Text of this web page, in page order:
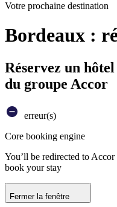
Votre prochaine destination
Bordeaux :
Réservez un
du groupe Accor
erreur(s)
Core booking engine
You’ll be redirected to
book your stay
Fermer la fenêtre